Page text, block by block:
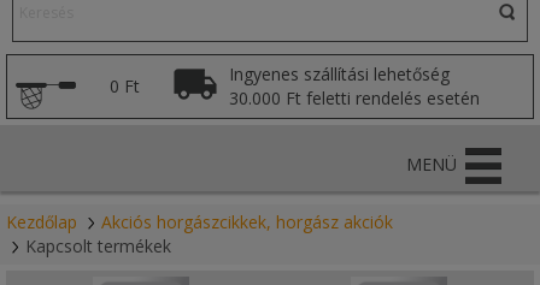
0 Ft
Ingyenes szállítási lehetőség
30.000 Ft feletti rendelés esetén
MENÜ
Kezdőlap
Akciós horgászcikkek, horgász akciók
Kapcsolt termékek